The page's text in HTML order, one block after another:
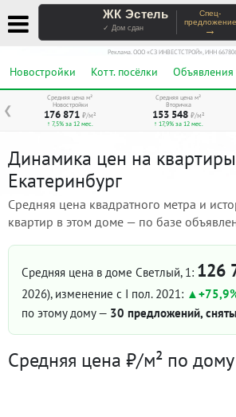
ЖК Эстель
✓ Дом сдан
Спец-
предложение
→
Реклама. ООО «СЗ ИНВЕСТСТРОЙ», ИНН
Новостройки Котт. посёлки Объявления
❮
Средняя цена м²
Новостройки
176 871 ₽/м²
↑ 7,5% за 12 мес.
Средняя цена м²
Вторичка
153 548 ₽/м²
↑ 17,9% за 12 мес.
Динамика цен на
Екатеринбург
Средняя цена квадратного метра и
квартир в этом доме — по базе
Средняя цена в доме Светлый, 1: 126
2026), изменение с I пол. 2021:
по этому дому — 30 предложений,
Средняя цена ₽/м² по дому